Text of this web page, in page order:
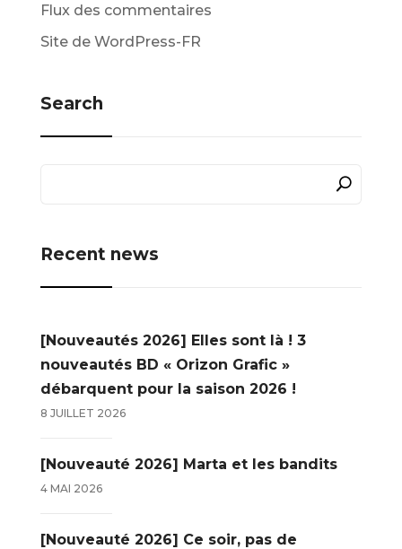
Flux des commentaires
Site de WordPress-FR
Search
Recent news
[Nouveautés 2026] Elles sont là ! 3
nouveautés BD « Orizon Grafic »
débarquent pour la saison 2026 !
8 JUILLET 2026
[Nouveauté 2026] Marta et les bandits
4 MAI 2026
[Nouveauté 2026] Ce soir, pas de